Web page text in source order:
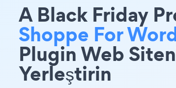
A Black Friday
Shoppe For
Plugin Web
Yerleştirin